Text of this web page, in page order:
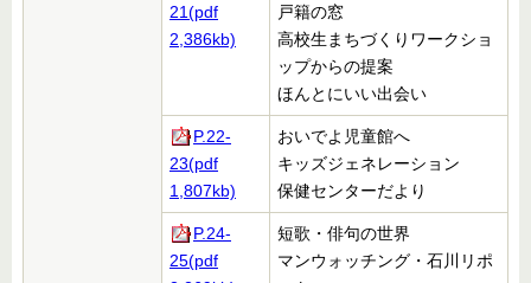
21(pdf
2,386kb)
戸籍の窓
高校生まちづくりワークショ
ップからの提案
ほんとにいい出会い
P.22-
23(pdf
1,807kb)
おいでよ児童館へ
キッズジェネレーション
保健センターだより
P.24-
25(pdf
短歌・俳句の世界
マンウォッチング・石川リポ